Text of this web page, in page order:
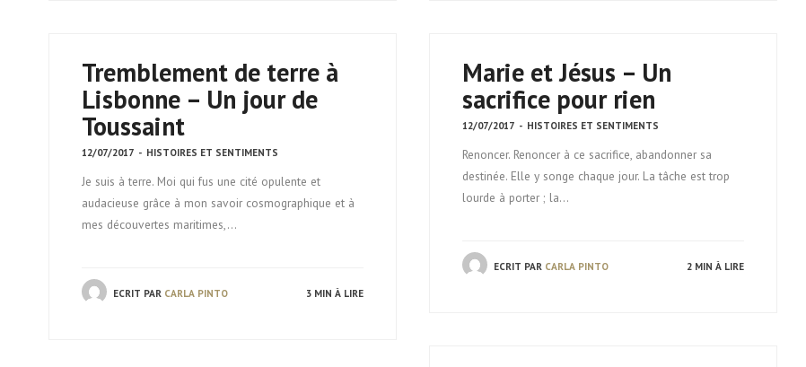
Tremblement de terre à
Lisbonne – Un jour de
Toussaint
12/07/2017 - HISTOIRES ET SENTIMENTS
Je suis à terre. Moi qui fus une cité opulente et
audacieuse grâce à mon savoir cosmographique et à
mes découvertes maritimes,…
ECRIT PAR CARLA PINTO 3 MIN À LIRE
Marie et Jésus – Un
sacrifice pour rien
12/07/2017 - HISTOIRES ET SENTIMENTS
Renoncer. Renoncer à ce sacrifice, abandonner sa
destinée. Elle y songe chaque jour. La tâche est trop
lourde à porter ; la…
ECRIT PAR CARLA PINTO 2 MIN À LIRE